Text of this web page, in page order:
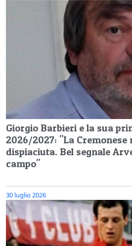
Giorgio Barbieri e la sua
2026/2027: "La Cremonese
dispiaciuta. Bel segnale
campo"
30 luglio 2026